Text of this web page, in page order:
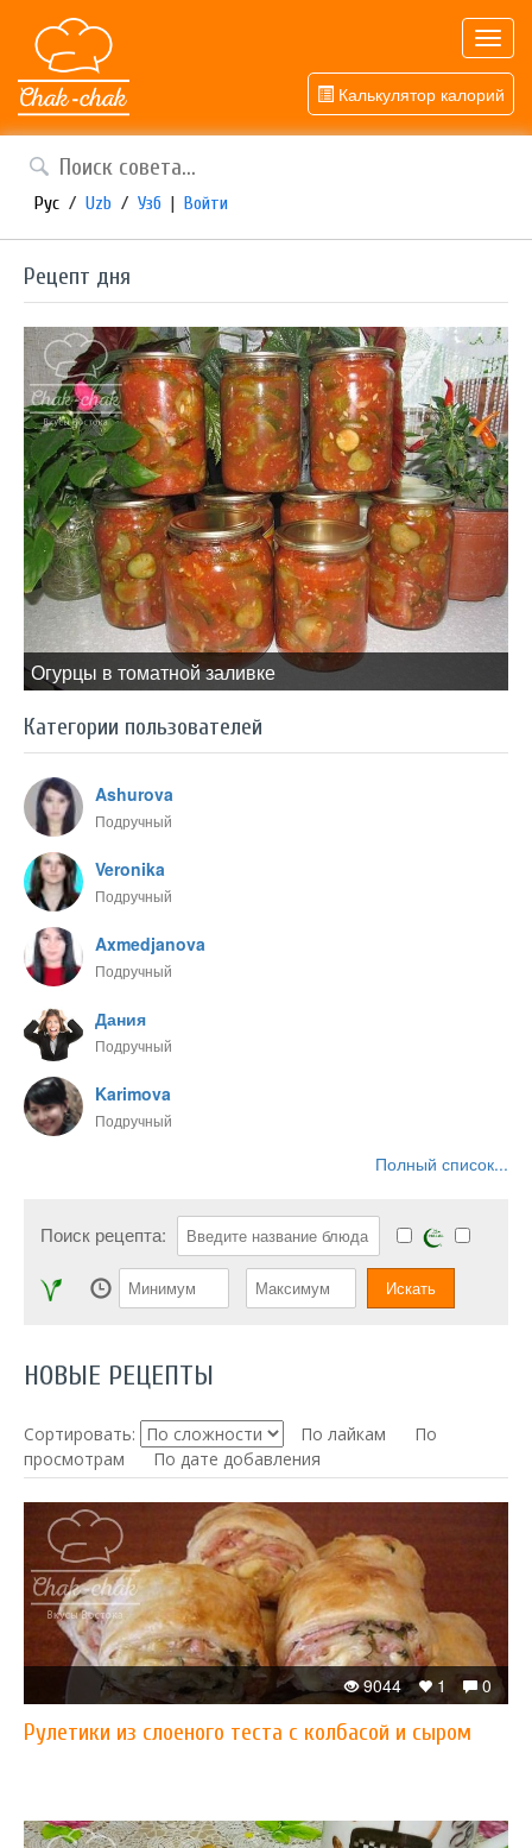
Калькулятор калорий
Рус / Uzb / Узб | Войти
Рецепт дня
Огурцы в томатной заливке
Категории пользователей
Ashurova
Подручный
Veronika
Подручный
Axmedjanova
Подручный
Дания
Подручный
Karimova
Подручный
Полный список...
Поиск рецепта:
НОВЫЕ РЕЦЕПТЫ
Сортировать: По лайкам
По
просмотрам
По дате добавления
0
1
9044
Рулетики из слоеного теста с колбасой и сыром